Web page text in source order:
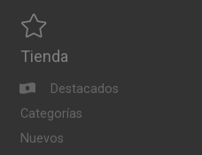
Tienda
Destacados
Categorías
Nuevos